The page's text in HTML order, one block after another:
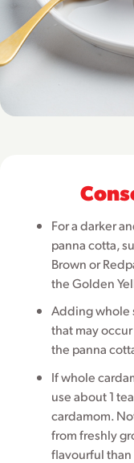
For a darker
panna cotta,
Brown or
the Golden
Adding whole
that may
the panna
If whole
use about 1
cardamom.
from freshly
flavourful